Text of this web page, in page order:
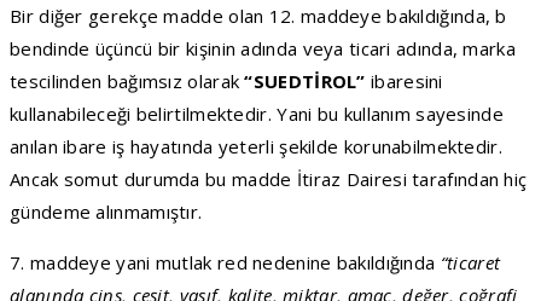
Bir diğer gerekçe madde olan 12. maddeye bakıldığında, b
bendinde üçüncü bir kişinin adında veya ticari adında, marka
tescilinden bağımsız olarak“SUEDTİROL”ibaresini
kullanabileceği belirtilmektedir. Yani bu kullanım sayesinde
anılan ibare iş hayatında yeterli şekilde korunabilmektedir.
Ancak somut durumda bu madde İtiraz Dairesi tarafından hiç
gündeme alınmamıştır.
7. maddeye yani mutlak red nedenine bakıldığında “ticaret
alanında cins, çeşit, vasıf, kalite, miktar, amaç, değer, coğrafi